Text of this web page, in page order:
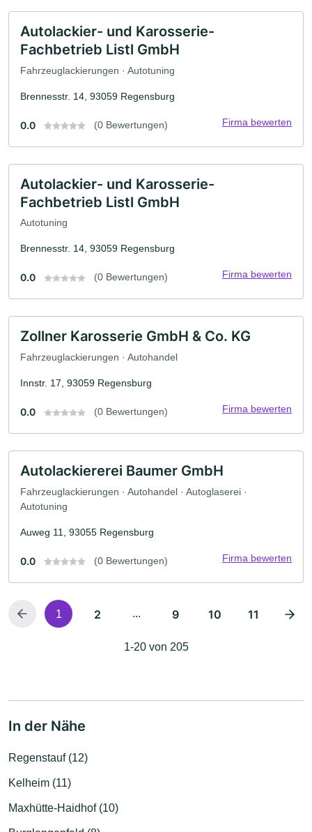
Autolackier- und Karosserie-
Fachbetrieb Listl GmbH
Fahrzeuglackierungen · Autotuning
Brennesstr. 14, 93059 Regensburg
0.0 (0 Bewertungen) Firma bewerten
Autolackier- und Karosserie-
Fachbetrieb Listl GmbH
Autotuning
Brennesstr. 14, 93059 Regensburg
0.0 (0 Bewertungen) Firma bewerten
Zollner Karosserie GmbH & Co. KG
Fahrzeuglackierungen · Autohandel
Innstr. 17, 93059 Regensburg
0.0 (0 Bewertungen) Firma bewerten
Autolackiererei Baumer GmbH
Fahrzeuglackierungen · Autohandel · Autoglaserei ·
Autotuning
Auweg 11, 93055 Regensburg
0.0 (0 Bewertungen) Firma bewerten
1 2 ... 9 10 11
1-20 von 205
In der Nähe
Regenstauf (12)
Kelheim (11)
Maxhütte-Haidhof (10)